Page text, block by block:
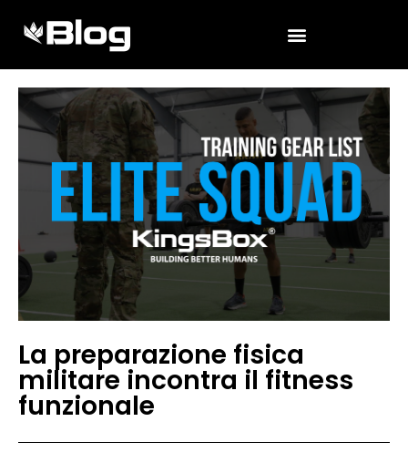
La preparazione fisica
militare incontra il fitness
funzionale